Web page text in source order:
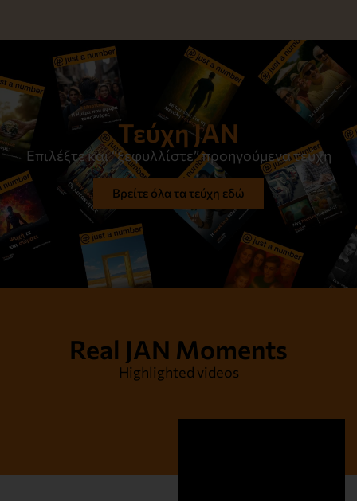
Τεύχη JAN
Επιλέξτε και “ξεφυλλίστε” προηγούμενα τεύχη
Βρείτε όλα τα τεύχη εδώ
Real JAN Moments
Highlighted videos